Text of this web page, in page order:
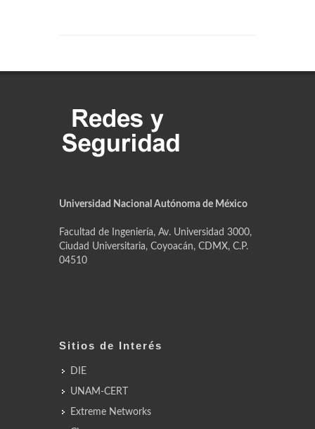
Universidad Nacional Autónoma de México
Facultad de Ingeniería, Av. Universidad 3000,
Ciudad Universitaria, Coyoacán, CDMX, C.P.
04510
Sitios de Interés
DIE
UNAM-CERT
Extreme Networks